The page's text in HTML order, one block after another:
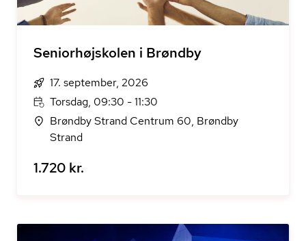
Seniorhøjskolen i Brøndby
17. september, 2026
Torsdag, 09:30 - 11:30
Brøndby Strand Centrum 60, Brøndby
Strand
1.720 kr.